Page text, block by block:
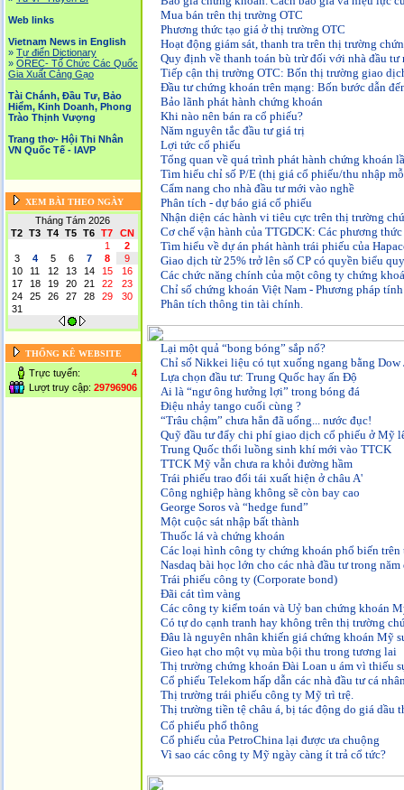
Web links
Vietnam News in English
» Tự điển Dictionary
» OREC- Tố Chức Các Quốc
Gia Xuất Cảng Gạo
Tài Chánh, Đầu Tư, Bảo
Hiểm, Kinh Doanh, Phong
Trào Thịnh Vượng
Trang thơ- Hội Thi Nhân
VN Quốc Tế - IAVP
XEM BÀI THEO NGÀY
Tháng Tám 2026
T2
T3 T4 T5 T6 T7
CN
1
2
3
4 5 6 7 8
9
10
11 12 13 14 15
16
17
18 19 20 21 22
23
24
25 26 27 28 29
30
31
THỐNG KÊ WEBSITE
Trực tuyến:
4
Lượt truy cập: 29796906
Mua bán trên thị trường OTC
Phương thức tạo giá ở thị trường OTC
Hoạt động giám sát, thanh tra trên thị trường
Quy định về thanh toán bù trừ đối với nhà đầu tư
Tiếp cận thị trường OTC: Bốn thị trường giao
Đầu tư chứng khoán trên mạng: Bốn bước dẫn
Bảo lãnh phát hành chứng khoán
Khi nào nên bán ra cổ phiếu?
Năm nguyên tắc đầu tư giá trị
Lợi tức cổ phiếu
Tổng quan về quá trình phát hành chứng khoán
Tìm hiểu chỉ số P/E (thị giá cổ phiếu/thu nhập
Cẩm nang cho nhà đầu tư mới vào nghề
Phân tích - dự báo giá cổ phiếu
Nhận diện các hành vi tiêu cực trên thị trường
Cơ chế vận hành của TTGDCK: Các phương
Tìm hiểu về dự án phát hành trái phiếu của
Giao dịch từ 25% trở lên số CP có quyền biểu
Các chức năng chính của một công ty chứng
Chỉ số chứng khoán Việt Nam - Phương pháp
Phân tích thông tin tài chính.
Lại một quả “bong bóng” sắp nổ?
Chỉ số Nikkei liệu có tụt xuống ngang bằng Dow
Lựa chọn đầu tư: Trung Quốc hay ấn Độ
Ai là “ngư ông hưởng lợi” trong bóng đá
Điệu nhảy tango cuối cùng ?
“Trâu chậm” chưa hẳn đã uống... nước đục!
Quỹ đầu tư đẩy chi phí giao dịch cổ phiếu ở Mỹ
Trung Quốc thổi luồng sinh khí mới vào TTCK
TTCK Mỹ vẫn chưa ra khỏi đường hầm
Trái phiếu trao đổi tái xuất hiện ở châu A'
Công nghiệp hàng không sẽ còn bay cao
George Soros và “hedge fund”
Một cuộc sát nhập bất thành
Thuốc lá và chứng khoán
Các loại hình công ty chứng khoán phổ biến
Nasdaq bài học lớn cho các nhà đầu tư trong năm
Trái phiếu công ty (Corporate bond)
Đãi cát tìm vàng
Các công ty kiểm toán và Uỷ ban chứng khoán
Có tự do cạnh tranh hay không trên thị trường
Đâu là nguyên nhân khiến giá chứng khoán Mỹ
Gieo hạt cho một vụ mùa bội thu trong tương lai
Thị trường chứng khoán Đài Loan u ám vì thiếu
Cổ phiếu Telekom hấp dẫn các nhà đầu tư cá
Thị trường trái phiếu công ty Mỹ trì trệ.
Thị trường tiền tệ châu á, bị tác động do giá dầu
Cổ phiếu phổ thông
Cổ phiếu của PetroChina lại được ưa chuộng
Vì sao các công ty Mỹ ngày càng ít trả cổ tức?